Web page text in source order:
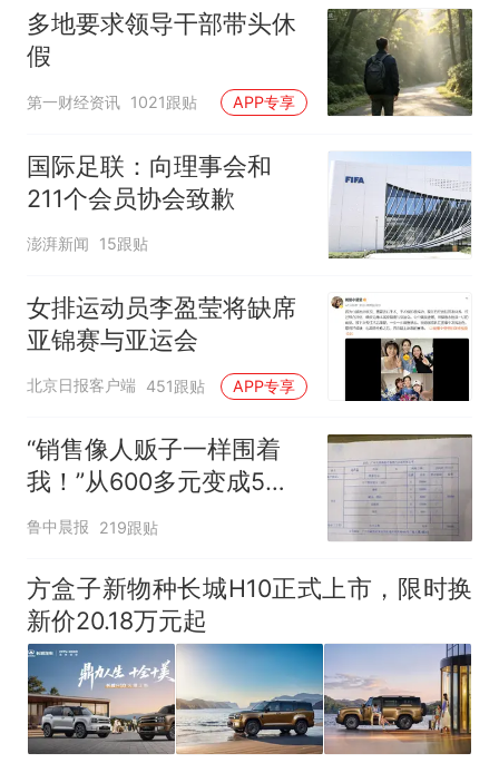
多地要求领导干部带头休
假
第一财经资讯 1021跟贴 APP专享
国际足联：向理事会和
211个会员协会致歉
澎湃新闻 15跟贴
女排运动员李盈莹将缺席
亚锦赛与亚运会
北京日报客户端 451跟贴 APP专享
“销售像人贩子一样围着
我！”从600多元变成5万
元，57岁保洁阿姨做医美
后眼睛肿到流泪、视物模
糊
鲁中晨报 219跟贴
方盒子新物种长城H10正式上市，限时换
新价20.18万元起